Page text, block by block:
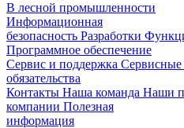
В лесной промышленности
Информационная
безопасность Разработки
Программное обеспечение
Сервис и поддержка Сервисные
обязательства
Контакты Наша команда Наши
компании Полезная
информация